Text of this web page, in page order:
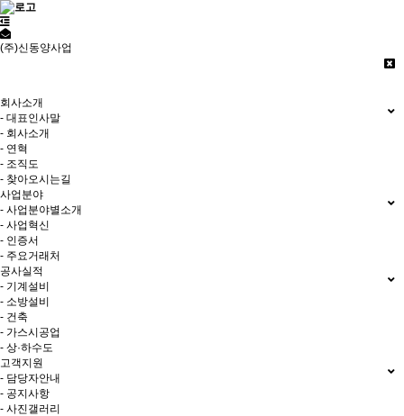
(주)신동양사업
회사소개
- 대표인사말
- 회사소개
- 연혁
- 조직도
- 찾아오시는길
사업분야
- 사업분야별소개
- 사업혁신
- 인증서
- 주요거래처
공사실적
- 기계설비
- 소방설비
- 건축
- 가스시공업
- 상·하수도
고객지원
- 담당자안내
- 공지사항
- 사진갤러리